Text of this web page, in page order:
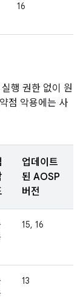
16
행 권한 없이 원
점 악용에는 사
업데이트
된 AOSP
버전
15, 16
13